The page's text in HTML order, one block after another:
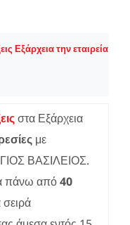
Εξάρχεια την εταιρεία
στα Εξάρχεια
με
ΒΑΣΙΛΕΙΟΣ.
πάνω από40
σειρά